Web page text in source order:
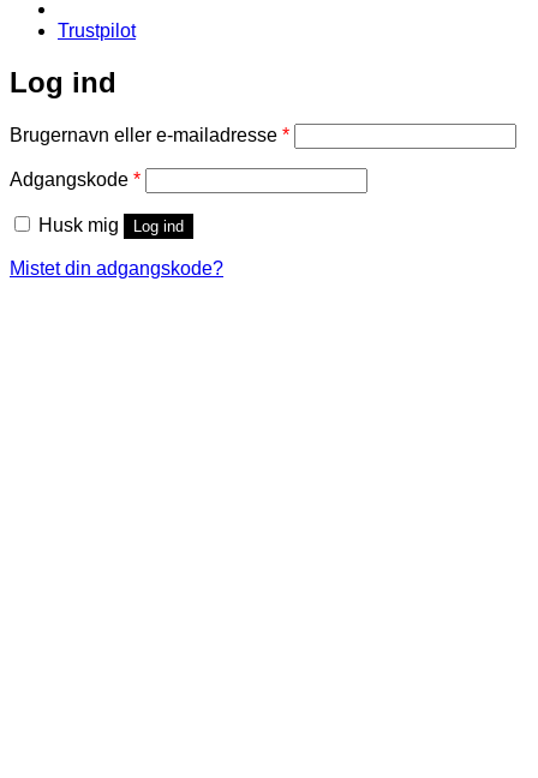
Trustpilot
Log ind
Brugernavn eller e-mailadresse *Påkrævet
Adgangskode *Påkrævet
Husk mig Log ind
Mistet din adgangskode?